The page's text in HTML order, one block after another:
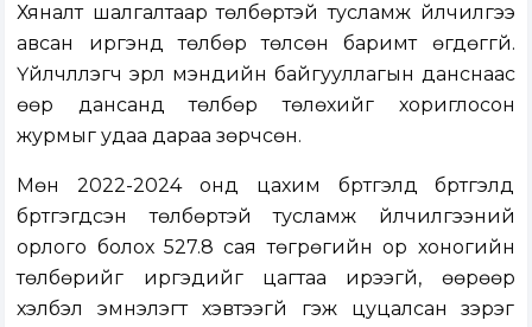
Хяналт шалгалтаар төлбөртэй тусламж үйлчилгээ
авсан иргэнд төлбөр төлсөн баримт өгдөггүй.
Үйлчлүүлэгч эрүүл мэндийн байгууллагын данснаас
өөр дансанд төлбөр төлөхийг хориглосон
журмыг удаа дараа зөрчсөн.
Мөн 2022-2024 онд цахим бүртгэлд бүртгэлд
бүртгэгдсэн төлбөртэй тусламж үйлчилгээний
орлого болох 527.8 сая төгрөгийн ор хоногийн
төлбөрийг иргэдийг цагтаа ирээгүй, өөрөөр
хэлбэл эмнэлэгт хэвтээгүй гэж цуцалсан зэрэг